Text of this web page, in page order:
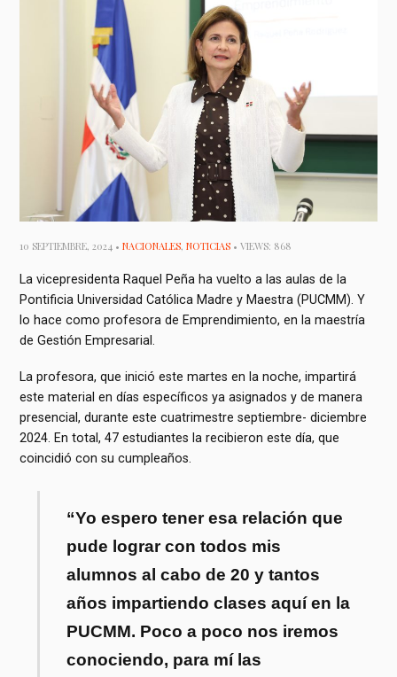
10 SEPTIEMBRE, 2024 •NACIONALES,NOTICIAS • VIEWS: 868
La vicepresidenta Raquel Peña ha vuelto a las aulas de la
Pontificia Universidad Católica Madre y Maestra (PUCMM). Y
lo hace como profesora de Emprendimiento, en la maestría
de Gestión Empresarial.
La profesora, que inició este martes en la noche, impartirá
este material en días específicos ya asignados y de manera
presencial, durante este cuatrimestre septiembre- diciembre
2024. En total, 47 estudiantes la recibieron este día, que
coincidió con su cumpleaños.
“Yo espero tener esa relación que
pude lograr con todos mis
alumnos al cabo de 20 y tantos
años impartiendo clases aquí en la
PUCMM. Poco a poco nos iremos
conociendo, para mí las